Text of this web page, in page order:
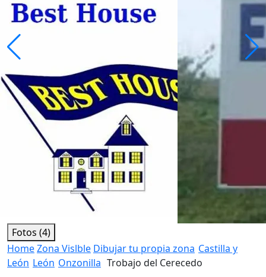
Fotos (4)
HomeZona Vislble Dibujar tu propia zona Castilla y
León León Onzonilla Trobajo del Cerecedo